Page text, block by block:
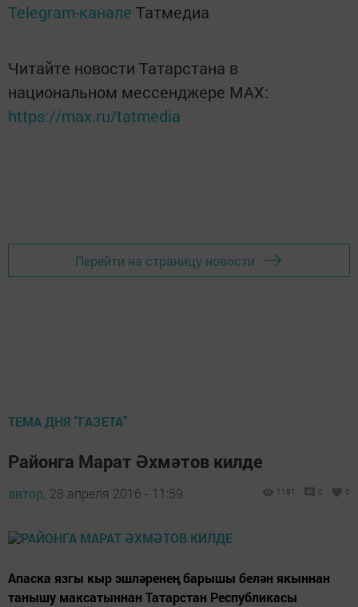
Telegram-канале Татмедиа
Читайте новости Татарстана в
национальном мессенджере MАХ:
https://max.ru/tatmedia
Перейти на страницу новости
ТЕМА ДНЯ "ГАЗЕТА"
Районга Марат Әхмәтов килде
автор, 28 апреля 2016 - 11:59 1191 0 0
Апаска язгы кыр эшләренең барышы белән якыннан
танышу максатыннан Татарстан Республикасы